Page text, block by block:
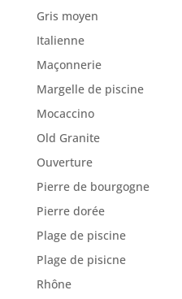
Gris moyen
Italienne
Maçonnerie
Margelle de piscine
Mocaccino
Old Granite
Ouverture
Pierre de bourgogne
Pierre dorée
Plage de piscine
Plage de pisicne
Rhône